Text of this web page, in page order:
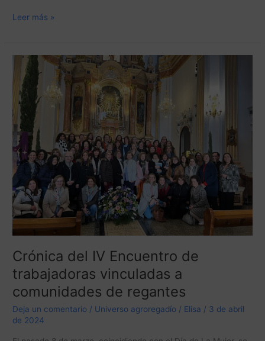
Leer más »
Crónica del IV Encuentro de
trabajadoras vinculadas a
comunidades de regantes
Deja un comentario / Universo agroregadío / Elisa / 3 de abril
de 2024
Crónica
Encuentro
de
trabajadoras
vinculadas
a
comunidades
de
regantes